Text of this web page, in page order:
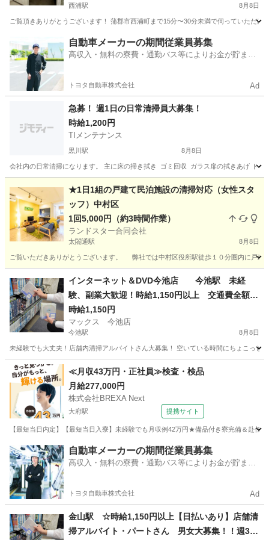
西浦駅 8月8日
ご覧頂きありがとうございます！ 蒲郡市西浦町まで15分〜30分未満で伺っていただ
西浦駅 清掃 スタッフ
自動車メーカーの期間従業員募集
高収入・無料の寮費・通勤バス等によりお金が貯まり
トヨタ自動車株式会社 Ad
急募！ 週1日の日常清掃員大募集！
時給1,200円
TIメンテナンス
黒川駅 8月8日
会社内の日常清掃になります。 主に床の掃き拭き ゴミ回収 ガラス扉の拭きあげ ト
黒川駅 清掃
★1日1組の戸建て民泊施設の清掃対応（女性スタ
ッフ）中村区
1回5,000円（約3時間作業）
ランドスター合同会社
太閤通駅 8月8日
ご覧いただきありがとうございます。 弊社では中村区役所駅徒歩１０分圏内に
太閤通駅 清掃 スタッフ
インターネット＆DVD今池店 今池駅 未経
験、副業大歓迎！時給1,150円以上 交通費全額支
給 髪型髪色自由 日払い、週払いOK！ 店舗内
清掃アルバイト 1日4時間以上 週1日からOK
時給1,150円
マックス 今池店
今池駅 8月8日
未経験でも大丈夫！店舗内清掃アルバイトさん大募集！ 空いている時間にちょこっ
愛知 名古屋市 今池駅 清掃 フリーダイヤル
≪月収43万円・正社員≫検査・検品
月給277,000円
株式会社BREXA Next
大府駅 提携サイト
【最短当日内定】【最短当日入寮】未経験でも月収例42万円★備品付き寮完備＆赴
愛知 大府市 大府駅 その他
自動車メーカーの期間従業員募集
高収入・無料の寮費・通勤バス等によりお金が貯まり
トヨタ自動車株式会社 Ad
金山駅 ☆時給1,150円以上【日払いあり】店舗清
掃アルバイト・パートさん 男女大募集！！週3日